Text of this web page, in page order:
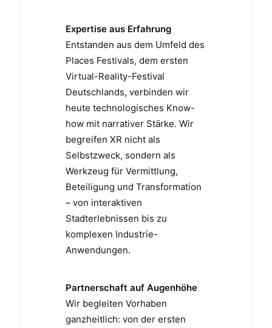
Expertise aus Erfahrung
Entstanden aus dem Umfeld des
Places Festivals, dem ersten
Virtual-Reality-Festival
Deutschlands, verbinden wir
heute technologisches Know-
how mit narrativer Stärke. Wir
begreifen XR nicht als
Selbstzweck, sondern als
Werkzeug für Vermittlung,
Beteiligung und Transformation
– von interaktiven
Stadterlebnissen bis zu
komplexen Industrie-
Anwendungen.
Partnerschaft auf Augenhöhe
Wir begleiten Vorhaben
ganzheitlich: von der ersten